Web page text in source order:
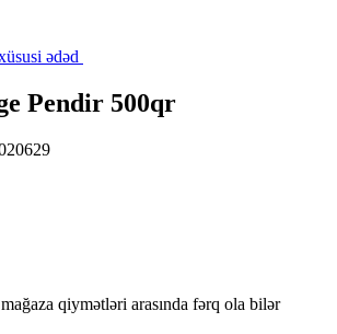
ədəd
Pendir 500qr
qiymətləri arasında fərq ola bilər